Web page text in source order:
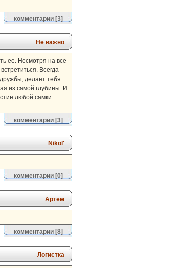
комментарии[3]
Не важно
ее. Несмотря на все
Всегда
делает тебя
из самой глубины. И
любой самки
комментарии[3]
Nikol'
комментарии[0]
Артём
комментарии[8]
Логистка